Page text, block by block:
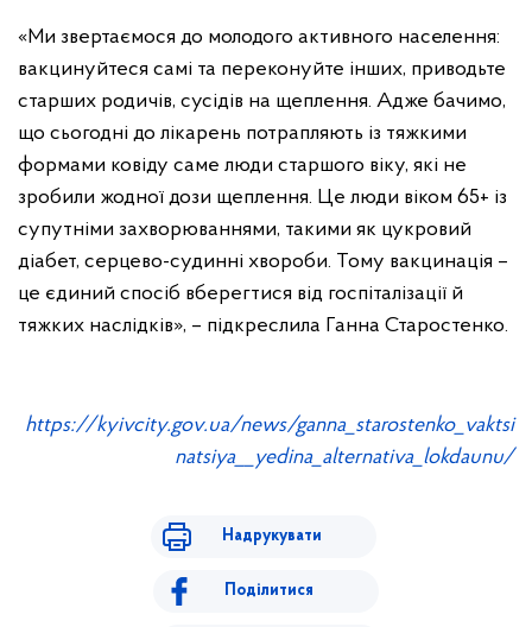
«Ми звертаємося до молодого активного населення:
вакцинуйтеся самі та переконуйте інших, приводьте
старших родичів, сусідів на щеплення. Адже бачимо,
що сьогодні до лікарень потрапляють із тяжкими
формами ковіду саме люди старшого віку, які не
зробили жодної дози щеплення. Це люди віком 65+ із
супутніми захворюваннями, такими як цукровий
діабет, серцево-судинні хвороби. Тому вакцинація –
це єдиний спосіб вберегтися від госпіталізації й
тяжких наслідків», – підкреслила Ганна Старостенко.
https://kyivcity.gov.ua/news/ganna_starostenko_vaktsi
natsiya__yedina_alternativa_lokdaunu/
Надрукувати
Поділитися